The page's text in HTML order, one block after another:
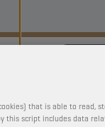
LCthat is able to read,
this script includes data